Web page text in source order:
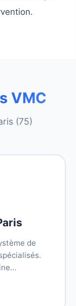
VMC
(75)
de